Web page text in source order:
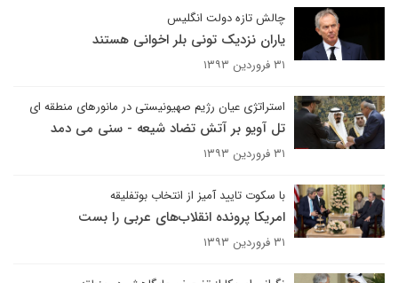
چالش تازه دولت انگلیس
یاران نزدیک تونی بلر اخوانی هستند
۳۱ فروردین ۱۳۹۳
استراتژی عیان رژیم صهیونیستی در مانورهای منطقه ای
تل آویو بر آتش تضاد شیعه - سنی می دمد
۳۱ فروردین ۱۳۹۳
با سکوت تایید آمیز از انتخاب بوتفلیقه
امریکا پرونده انقلاب‌های عربی را بست
۳۱ فروردین ۱۳۹۳